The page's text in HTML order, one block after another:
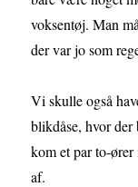
voksentøj. Man
der var jo som
Vi skulle også
blikdåse, hvor
kom et par to-
af.